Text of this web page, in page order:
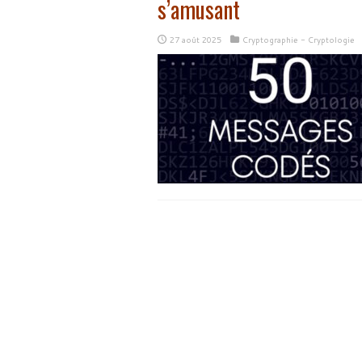
s’amusant
27 août 2025 Cryptographie - Cryptologie